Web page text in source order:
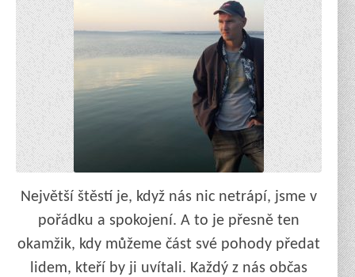
Největší štěstí je, když nás nic netrápí, jsme v
pořádku a spokojení. A to je přesně ten
okamžik, kdy můžeme část své pohody předat
lidem, kteří by ji uvítali. Každý z nás občas